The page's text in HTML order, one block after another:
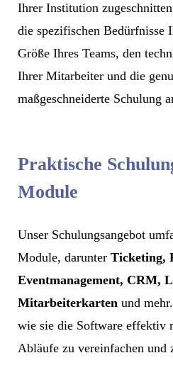
Ihrer Institution
die spezifischen Bedürfnisse
Größe Ihres Teams, den
Ihrer Mitarbeiter und die
maßgeschneiderte Schulung
Praktische
Module
Unser Schulungsangebot
Module, darunter Ticketing,
Eventmanagement, CRM,
Mitarbeiterkarten und
wie sie die Software effektiv
Abläufe zu vereinfachen und